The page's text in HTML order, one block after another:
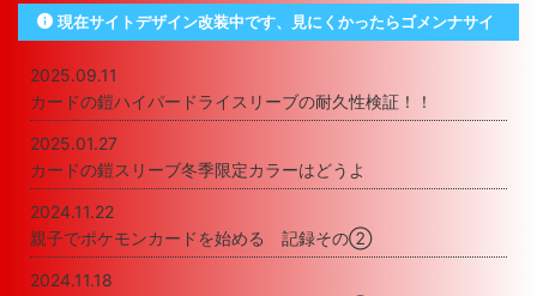
現在サイトデザイン改装中です、見にくかったらゴメンナサイ
2025.09.11
カードの鎧ハイパードライスリーブの耐久性検証！！
2025.01.27
カードの鎧スリーブ冬季限定カラーはどうよ
2024.11.22
親子でポケモンカードを始める 記録その②
2024.11.18